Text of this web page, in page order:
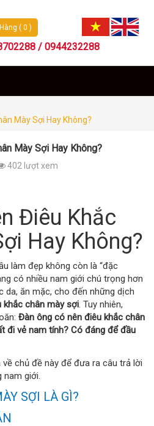
( 0 )
/ 0944232288
Mày Sợi Hay Không?
Mày Sợi Hay Không?
402 lượt xem
Điêu Khắc
Hay Không?
làm đẹp không còn là “đặc
có nhiều nam giới chú trọng hơn
da, ăn mặc, cho đến những dịch
khắc chân mày sợi. Tuy nhiên,
Đàn ông có nên điêu khắc chân
đi vẻ nam tính? Có đáng để đầu
chủ đề này để đưa ra câu trả lời
nam giới.
SỢI LÀ GÌ?